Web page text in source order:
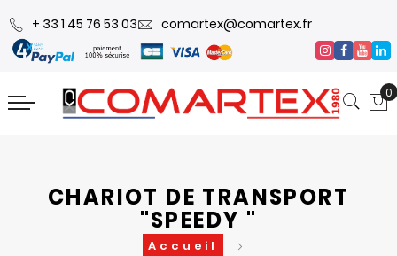
+ 33 1 45 76 53 03 comartex@comartex.fr
0
CHARIOT DE TRANSPORT
"SPEEDY "
Accueil